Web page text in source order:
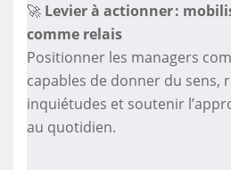
🚀 Levier à actionner :
comme relais
Positionner les managers
capables de donner du sens,
inquiétudes et soutenir
au quotidien.